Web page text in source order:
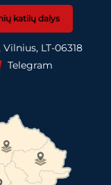
katilų dalys
LT-06318
Telegram